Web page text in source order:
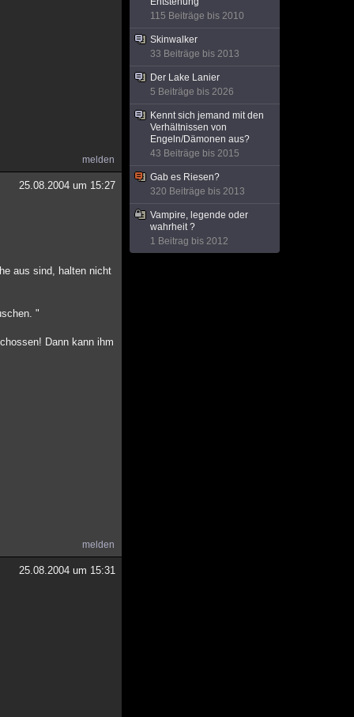
melden
25.08.2004 um 15:27
aus sind, halten nicht
"
Dann kann ihm
melden
25.08.2004 um 15:31
115 Beiträge bis 2010
Skinwalker
33 Beiträge bis 2013
Der Lake Lanier
5 Beiträge bis 2026
Kennt sich jemand mit den
Verhältnissen von
Engeln/Dämonen aus?
43 Beiträge bis 2015
Gab es Riesen?
320 Beiträge bis 2013
Vampire, legende oder
wahrheit ?
1 Beitrag bis 2012